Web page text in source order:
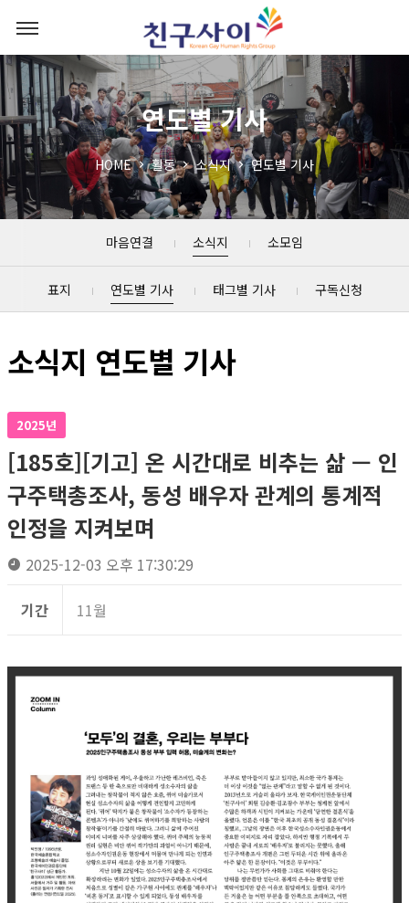
연도별 기사
HOME 활동 소식지 연도별 기사
마음연결 소식지 소모임
표지 연도별 기사 태그별 기사 구독신청
소식지 연도별 기사
2025년
[185호][기고] 온 시간대로 비추는 삶 — 인
구주택총조사, 동성 배우자 관계의 통계적
인정을 지켜보며
2025-12-03 오후 17:30:29
기간 11월